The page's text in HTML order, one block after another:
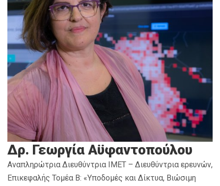
Δρ. Γεωργία Αϋφαντοπούλου
Αναπληρώτρια Διευθύντρια ΙΜΕΤ – Διευθύντρια ερευνών,
Επικεφαλής Τομέα Β: «Υποδομές και Δίκτυα, Βιώσιμη